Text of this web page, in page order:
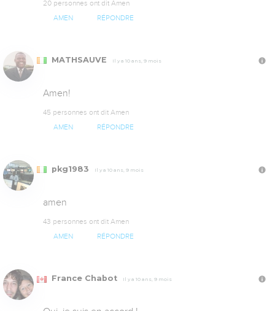
20 personnes ont dit Amen
AMEN RÉPONDRE
MATHSAUVE Il y a 10 ans, 9 mois
Amen!
45 personnes ont dit Amen
AMEN RÉPONDRE
pkg1983 Il y a 10 ans, 9 mois
amen
43 personnes ont dit Amen
AMEN RÉPONDRE
France Chabot Il y a 10 ans, 9 mois